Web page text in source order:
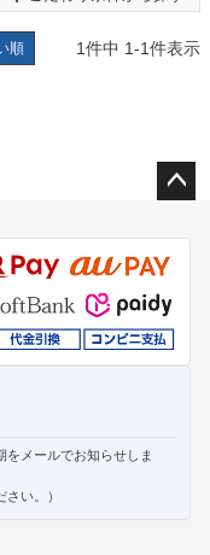
順 1件中 1-1件表示
ジト
ップ
へ
をメールでお知らせしま
い。）